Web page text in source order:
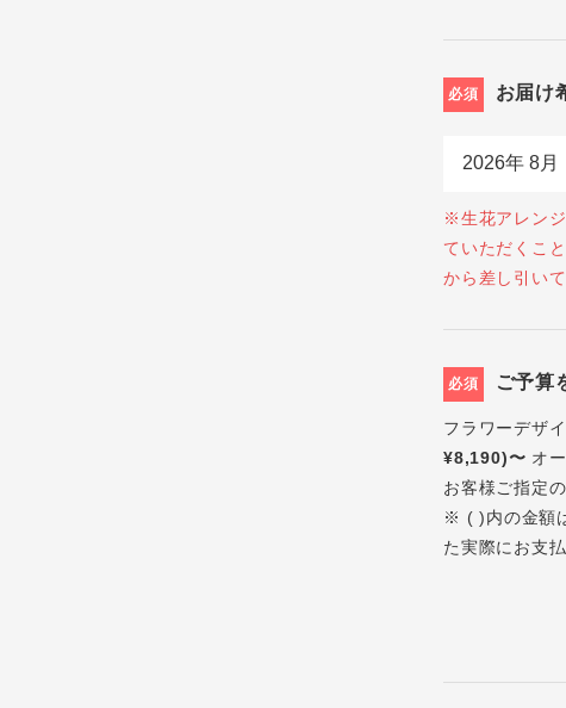
必須 お届け
※生花アレン
ていただくこ
から差し引い
必須 ご予算
フラワーデザ
¥8,190)〜 オ
お客様ご指定
※ ( )内の金額
た実際にお支